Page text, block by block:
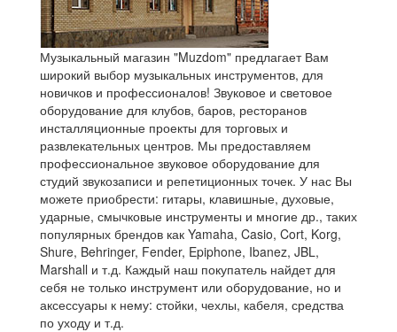
Музыкальный магазин "Muzdom" предлагает Вам
широкий выбор музыкальных инструментов, для
новичков и профессионалов! Звуковое и световое
оборудование для клубов, баров, ресторанов
инсталляционные проекты для торговых и
развлекательных центров. Мы предоставляем
профессиональное звуковое оборудование для
студий звукозаписи и репетиционных точек. У нас Вы
можете приобрести: гитары, клавишные, духовые,
ударные, смычковые инструменты и многие др., таких
популярных брендов как Yamaha, Casio, Cort, Korg,
Shure, Behringer, Fender, Epiphone, Ibanez, JBL,
Marshall и т.д. Каждый наш покупатель найдет для
себя не только инструмент или оборудование, но и
аксессуары к нему: стойки, чехлы, кабеля, средства
по уходу и т.д.